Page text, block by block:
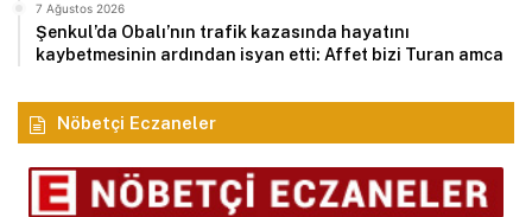
7 Ağustos 2026
Şenkul’da Obalı’nın trafik kazasında hayatını
kaybetmesinin ardından isyan etti: Affet bizi Turan amca
Nöbetçi Eczaneler